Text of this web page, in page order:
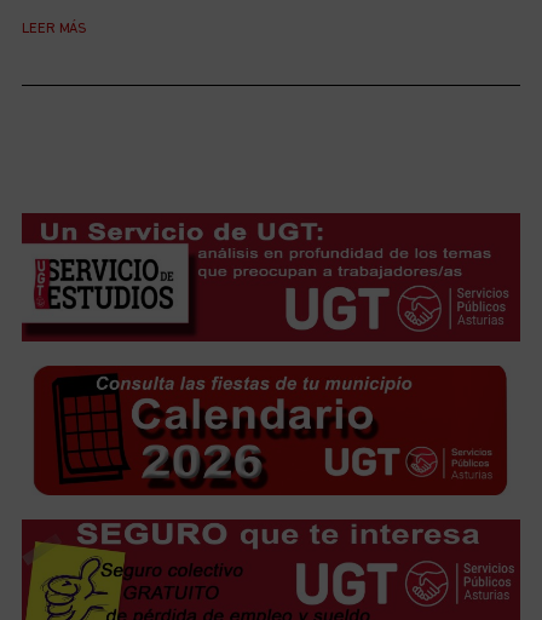
LEER MÁS